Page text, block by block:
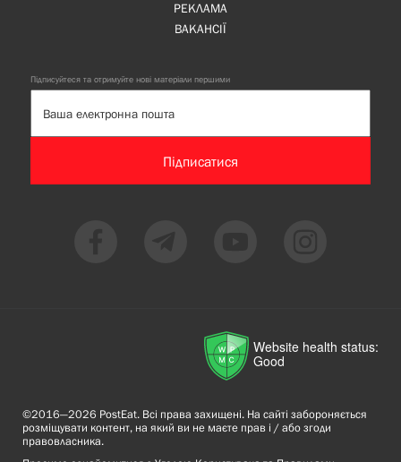
РЕКЛАМА
ВАКАНСІЇ
Підписуйтеся та отримуйте нові матеріали першими
Підписатися
Website health status:
Good
©2016—2026 PostEat. Всі права захищені. На сайті забороняється
розміщувати контент, на який ви не маєте прав і / або згоди
правовласника.